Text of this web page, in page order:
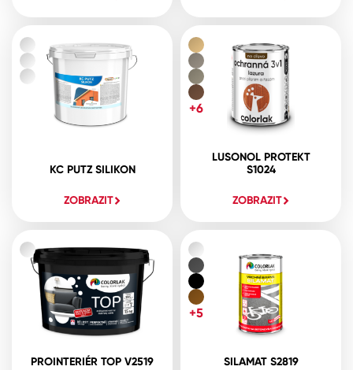
KC PUTZ SILIKON
ZOBRAZIT
LUSONOL PROTEKT
S1024
ZOBRAZIT
+6
PROINTERIÉR TOP V2519 SILAMAT S2819
+5